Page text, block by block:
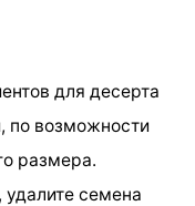
для десерта
по возможности
размера.
семена